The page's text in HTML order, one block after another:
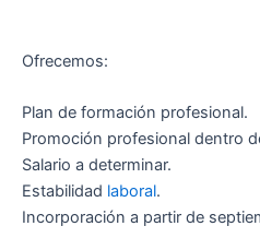
Ofrecemos:
Plan de formación profesional.
Promoción profesional dentro
Salario a determinar.
Estabilidad laboral.
Incorporación a partir de